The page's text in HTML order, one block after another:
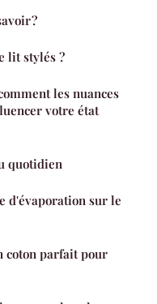
?
lit stylés ?
les nuances
votre état
quotidien
d'évaporation sur le
coton parfait pour